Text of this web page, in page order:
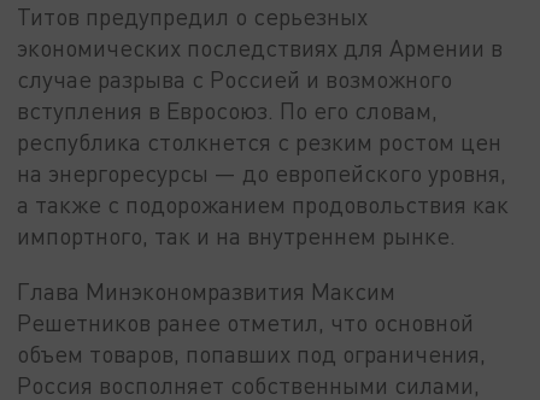
Титов предупредил о серьезных
экономических последствиях для Армении в
случае разрыва с Россией и возможного
вступления в Евросоюз. По его словам,
республика столкнется с резким ростом цен
на энергоресурсы — до европейского уровня,
а также с подорожанием продовольствия как
импортного, так и на внутреннем рынке.
Глава Минэкономразвития Максим
Решетников ранее отметил, что основной
объем товаров, попавших под ограничения,
Россия восполняет собственными силами,